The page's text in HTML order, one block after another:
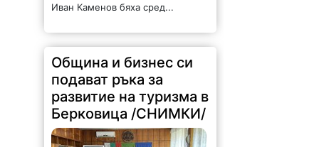
Иван Каменов бяха сред...
Община и бизнес си
подават ръка за
развитие на туризма в
Берковица /СНИМКИ/